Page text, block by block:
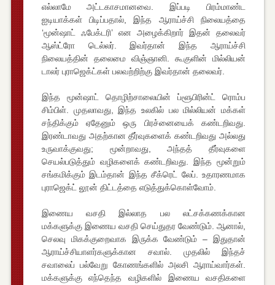
எல்லாமே அட்டகாசமானவை. இப்படி பிரம்மாண்ட
ஐடியாக்கள் பிடிப்பதால், இந்த ஆராய்ச்சி நிலையத்தை
‘மூன்ஷாட் ஃபேக்டரி’ என அழைக்கிறார் இதன் தலைவர்
ஆஸ்ட்ரோ டெல்லர். இவர்தான் இந்த ஆராய்ச்சி
நிலையத்தின் தலைமை விஞ்ஞானி. கூகுளின் மில்லியன்
டாலர் புராஜெக்ட்கள் பலவற்றிற்கு இவர்தான் தலைவர்.
இந்த மூன்ஷாட் தொழிற்சாலையின் ப்ளூபிரின்ட் ரொம்ப
சிம்பிள். முதலாவது, இந்த உலகில் பல மில்லியன் மக்கள்
சந்திக்கும் ஏதேனும் ஒரு பிரச்னையைக் கண்டறிவது.
இரண்டாவது அதற்கான தீர்வுகளைக் கண்டறிவது அல்லது
உருவாக்குவது; மூன்றாவது, அந்தத் தீர்வுகளை
செயல்படுத்தும் வழிகளைக் கண்டறிவது. இந்த மூன்றும்
சங்கமிக்கும் இடம்தான் இந்த சீக்ரெட் லேப். உதாரணமாக
புராஜெக்ட் லூன் திட்டத்தை எடுத்துக்கொள்வோம்.
இணைய வசதி இல்லாத பல லட்சக்கணக்கான
மக்களுக்கு இணைய வசதி செய்துதர வேண்டும். ஆனால்,
செலவு மிகக்குறைவாக இருக்க வேண்டும் – இதுதான்
ஆராய்ச்சியாளர்களுக்கான சவால். முதலில் இந்தச்
சவாலைப் பல்வேறு கோணங்களில் அலசி ஆராய்வார்கள்.
மக்களுக்கு எந்தெந்த வழிகளில் இணைய வசதிகளை